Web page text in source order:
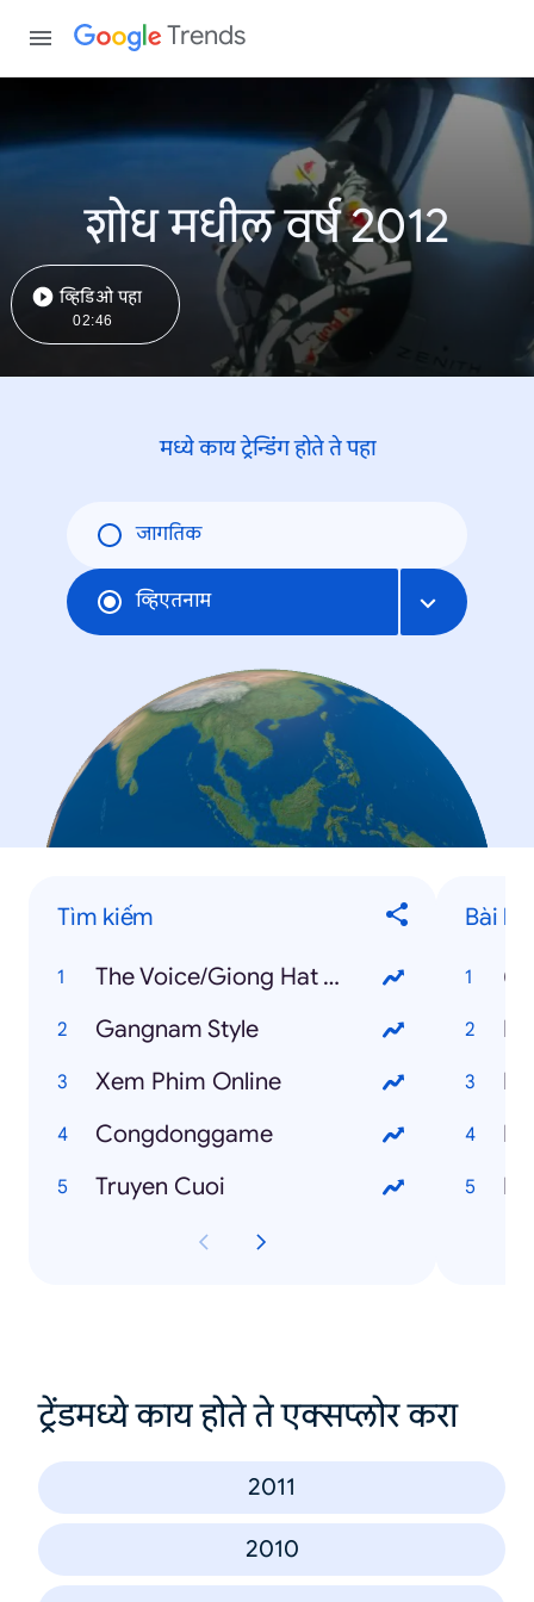
Trends
शोध मधील वर्ष 2012
व्हिडिओ पहा
02:46
मध्ये काय ट्रेन्डिंंग होते ते पहा
जागतिक
व्हिएतनाम
Tìm kiếm
The Voice/Giong Hat Viet
Gangnam Style
Xem Phim Online
Congdonggame
Truyen Cuoi
Bài
I
ट्रेंडमध्ये काय होते ते एक्सप्लोर करा
2011
2010